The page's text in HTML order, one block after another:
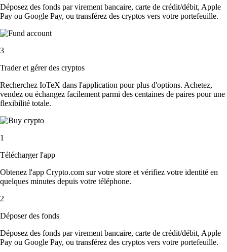
Déposez des fonds par virement bancaire, carte de crédit/débit, Apple
Pay ou Google Pay, ou transférez des cryptos vers votre portefeuille.
3
Trader et gérer des cryptos
Recherchez IoTeX dans l'application pour plus d'options. Achetez,
vendez ou échangez facilement parmi des centaines de paires pour une
flexibilité totale.
1
Télécharger l'app
Obtenez l'app Crypto.com sur votre store et vérifiez votre identité en
quelques minutes depuis votre téléphone.
2
Déposer des fonds
Déposez des fonds par virement bancaire, carte de crédit/débit, Apple
Pay ou Google Pay, ou transférez des cryptos vers votre portefeuille.